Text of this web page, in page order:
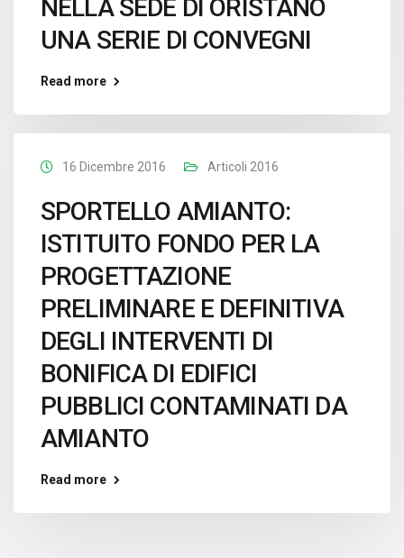
NELLA SEDE DI ORISTANO
UNA SERIE DI CONVEGNI
Read more
16 Dicembre 2016 Articoli 2016
SPORTELLO AMIANTO:
ISTITUITO FONDO PER LA
PROGETTAZIONE
PRELIMINARE E DEFINITIVA
DEGLI INTERVENTI DI
BONIFICA DI EDIFICI
PUBBLICI CONTAMINATI DA
AMIANTO
Read more